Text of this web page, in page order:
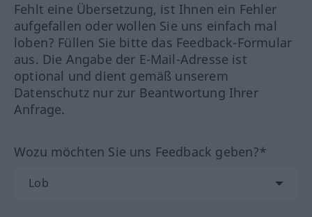
Fehlt eine Übersetzung, ist Ihnen ein Fehler
aufgefallen oder wollen Sie uns einfach mal
loben? Füllen Sie bitte das Feedback-Formular
aus. Die Angabe der E-Mail-Adresse ist
optional und dient gemäß unserem
Datenschutz nur zur Beantwortung Ihrer
Anfrage.
Wozu möchten Sie uns Feedback geben?*